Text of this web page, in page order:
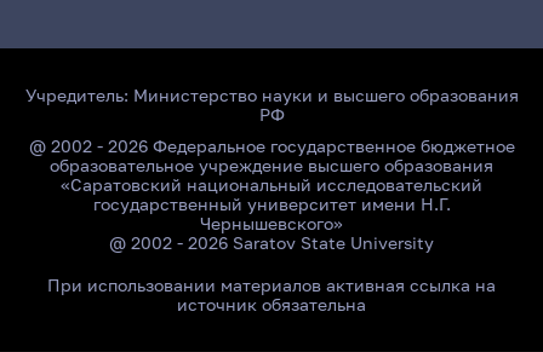
Учредитель: Министерство науки и высшего образования
РФ
@ 2002 - 2026 Федеральное государственное бюджетное
образовательное учреждение высшего образования
«Саратовский национальный исследовательский
государственный университет имени Н.Г.
Чернышевского»
@ 2002 - 2026 Saratov State University
При использовании материалов активная ссылка на
источник обязательна